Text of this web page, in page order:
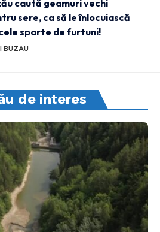
caută geamuri vechi
sere, ca să le înlocuiască
sparte de furtuni!
BUZAU
de interes